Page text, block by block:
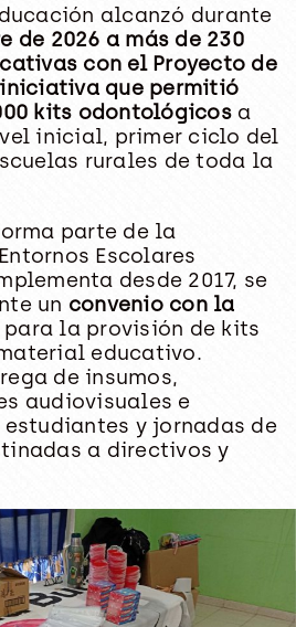
alcanzó durante
de 2026 a más de 230
con el Proyecto de
que permitió
kits odontológicosa
inicial, primer ciclo del
rurales de toda la
parte de la
Escolares
desde 2017, se
un convenio con la
la provisión de kits
educativo.
de insumos,
audiovisuales e
y jornadas de
a directivos y